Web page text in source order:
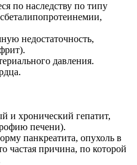
по наследству по типу
недостаточность,
давления.
и хронический гепатит,
печени).
панкреатита, опухоль в
частая причина, по которой